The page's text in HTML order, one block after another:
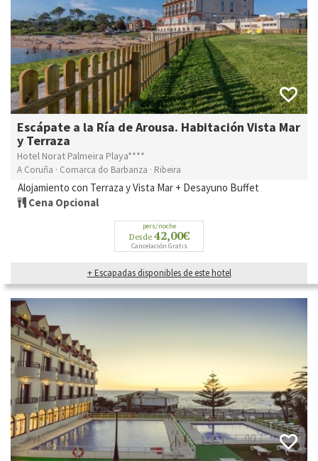
Escápate a la Ría de Arousa. Habitación Vista Mar
y Terraza
Hotel Norat Palmeira Playa****
A Coruña · Comarca do Barbanza · Ribeira
Alojamiento con Terraza y Vista Mar + Desayuno Buffet
Cena Opcional
pers/noche
Desde 42,00€
Cancelación Gratis
+ Escapadas disponibles de este hotel